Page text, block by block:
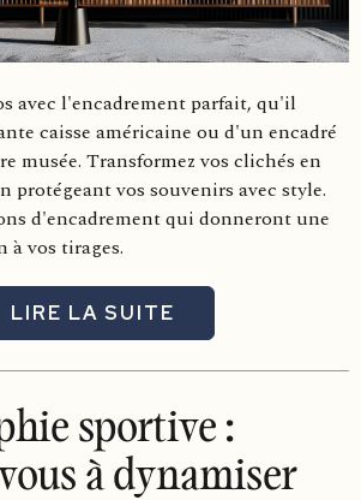
avec l'encadrement parfait, qu'il
caisse américaine ou d'un encadré
musée. Transformez vos clichés en
vos souvenirs avec style.
d'encadrement qui donneront une
vos tirages.
LIRE LA SUITE
sportive :
à dynamiser